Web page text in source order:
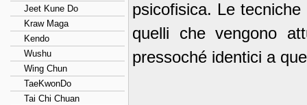
psicofisica. Le
quelli che vengono
pressoché identici a
Jeet Kune Do
Kraw Maga
Kendo
Wushu
Wing Chun
TaeKwonDo
Tai Chi Chuan